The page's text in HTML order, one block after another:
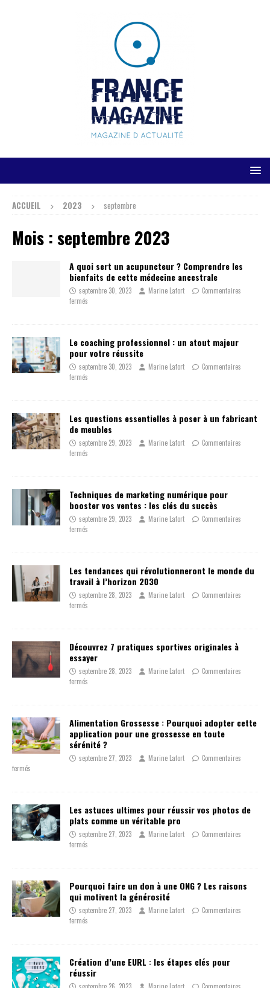
ACCUEIL 2023 septembre
Mois :septembre 2023
A quoi sert un acupuncteur ? Comprendre les
bienfaits de cette médecine ancestrale
septembre 30, 2023 Marine Lafort
Commentaires
fermés
Le coaching professionnel : un atout majeur
pour votre réussite
septembre 30, 2023 Marine Lafort
Commentaires
fermés
Les questions essentielles à poser à un fabricant
de meubles
septembre 29, 2023 Marine Lafort
Commentaires
fermés
Techniques de marketing numérique pour
booster vos ventes : les clés du succès
septembre 29, 2023 Marine Lafort
Commentaires
fermés
Les tendances qui révolutionneront le monde du
travail à l’horizon 2030
septembre 28, 2023 Marine Lafort
Commentaires
fermés
Découvrez 7 pratiques sportives originales à
essayer
septembre 28, 2023 Marine Lafort
Commentaires
fermés
Alimentation Grossesse : Pourquoi adopter cette
application pour une grossesse en toute
sérénité ?
septembre 27, 2023 Marine Lafort
Commentaires
fermés
Les astuces ultimes pour réussir vos photos de
plats comme un véritable pro
septembre 27, 2023 Marine Lafort
Commentaires
fermés
Pourquoi faire un don à une ONG ? Les raisons
qui motivent la générosité
septembre 27, 2023 Marine Lafort
Commentaires
fermés
Création d’une EURL : les étapes clés pour
réussir